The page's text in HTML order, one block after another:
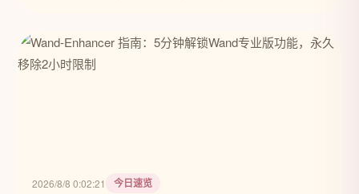
2026/8/8 0:02:21 今日速览